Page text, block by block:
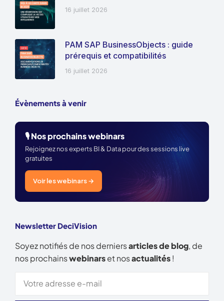
16 juillet 2026
PAM SAP BusinessObjects : guide
prérequis et compatibilités
16 juillet 2026
Évènements à venir
🎙️ Nos prochains webinars
Rejoignez nos experts BI & Data pour des sessions live
gratuites
Voir les webinars →
Newsletter DeciVision
Soyez notifiés de nos derniersarticles de blog, de
nos prochainswebinarset nosactualités!